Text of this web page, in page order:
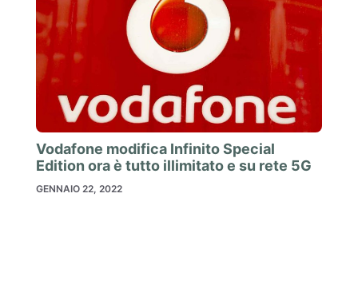
Vodafone modifica Infinito Special
Edition ora è tutto illimitato e su rete 5G
GENNAIO 22, 2022